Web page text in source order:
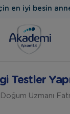
en iyi besin
Testler
Doğum Uzmanı